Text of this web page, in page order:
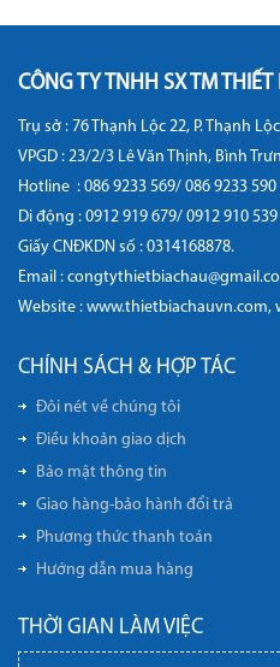
CÔNG TY TNHH SX TM THIẾT
Trụ sở : 76 Thạnh Lộc 22, P. Thạnh
VPGD : 23/2/3 Lê Văn Thịnh, Bình
Hotline : 086 9233 569/ 086 9233
Di động : 0912 919 679/ 0912 910 539
Giấy CNĐKDN số : 0314168878.
Email :
Website : www.thietbiachauvn.com,
CHÍNH SÁCH & HỢP TÁC
Đôi nét về chúng tôi
Điều khoản giao dịch
Bảo mật thông tin
Giao hàng-bảo hành đổi trả
Phương thức thanh toán
Hướng dẫn mua hàng
THỜI GIAN LÀM VIỆC